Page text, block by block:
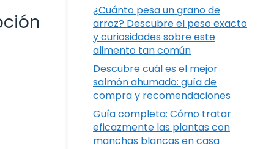
¿Cuánto pesa un grano de
arroz? Descubre el peso exacto
y curiosidades sobre este
alimento tan común
Descubre cuál es el mejor
salmón ahumado: guía de
compra y recomendaciones
Guía completa: Cómo tratar
eficazmente las plantas con
manchas blancas en casa